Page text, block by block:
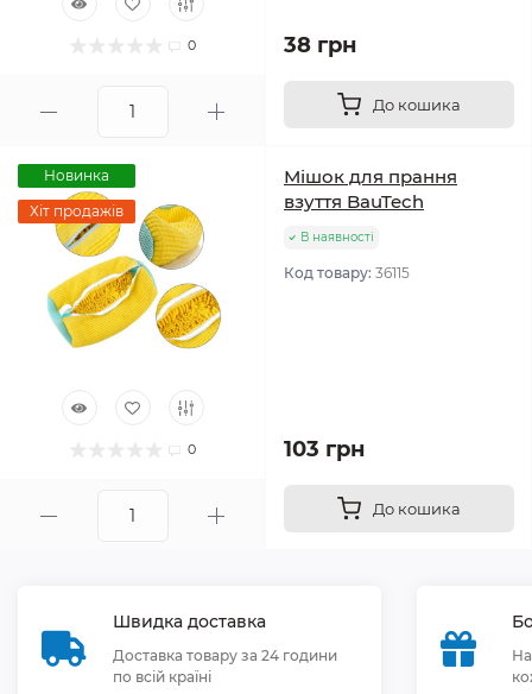
0 38 грн
До кошика
Новинка
Хіт продажів
0
Мішок для прання
взуття BauTech
В наявності
Код товару: 36115
103 грн
До кошика
Швидка доставка
Доставка товару за 24 години
по всій країні